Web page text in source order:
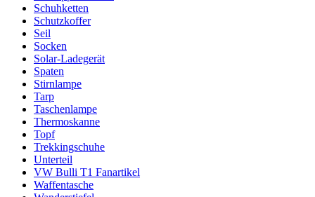
Schuhketten
Schutzkoffer
Seil
Socken
Solar-Ladegerät
Spaten
Stirnlampe
Tarp
Taschenlampe
Thermoskanne
Topf
Trekkingschuhe
Unterteil
VW Bulli T1 Fanartikel
Waffentasche